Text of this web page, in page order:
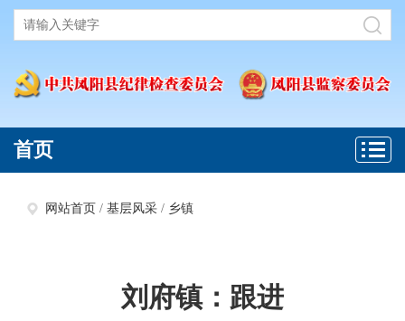
首页
网站首页 / 基层风采 / 乡镇
刘府镇：跟进